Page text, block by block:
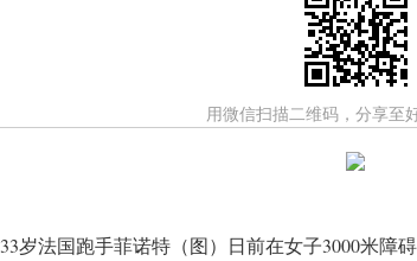
用微信扫描二维码，分享至
33岁法国跑手菲诺特（图）日前在女子3000米障